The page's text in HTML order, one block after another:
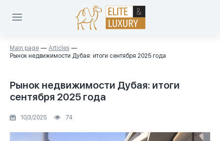
Main page
Articles
Рынок недвижимости Дубая: итоги сентября 2025 года
Рынок недвижимости Дубая: итоги
сентября 2025 года
10/3/2025 74